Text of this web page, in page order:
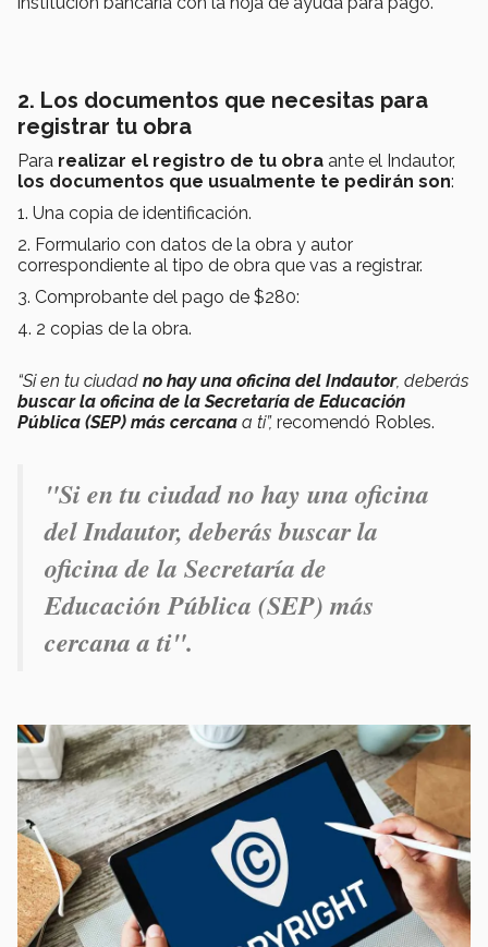
2. Los documentos que necesitas para
registrar tu obra
Para realizar el registro de tu obra ante el Indautor,
los documentos que usualmente te pedirán son:
1. Una copia de identificación.
2. Formulario con datos de la obra y autor
correspondiente al tipo de obra que vas a registrar.
3. Comprobante del pago de $280:
4. 2 copias de la obra.
“Si en tu ciudad no hay una oficina del Indautor, deberás
buscar la oficina de la Secretaría de Educación
Pública (SEP) más cercana a ti”, recomendó Robles.
"Si en tu ciudad no hay una oficina
del Indautor, deberás buscar la
oficina de la Secretaría de
Educación Pública (SEP) más
cercana a ti".